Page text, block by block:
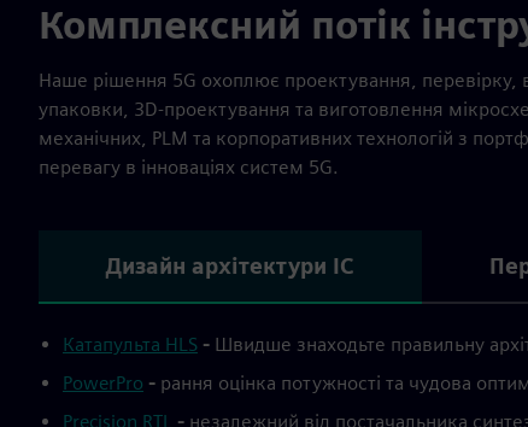
Комплексний потік
Наше рішення 5G охоплює проектування, перевірку,
упаковки, 3D-проектування та виготовлення
механічних, PLM та корпоративних технологій з
перевагу в інноваціях систем 5G.
Дизайн архітектури IC
Катапульта HLS - Швидше знаходьте правильну
PowerPro - рання оцінка потужності та чудова
Precision RTL - незалежний від постачальника